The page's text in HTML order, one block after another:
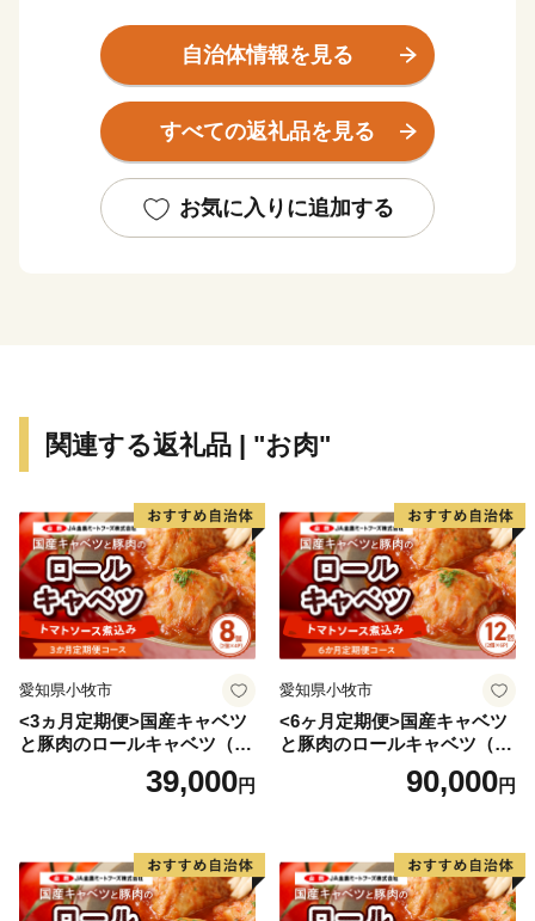
自治体情報を見る
すべての返礼品を見る
お気に入りに追加する
関連する返礼品 | "お肉"
愛知県小牧市
<3ヵ月定期便>国産キャベツ
と豚肉のロールキャベツ（4P
39,000円
愛知県小牧市
<6ヶ月定期便>国産キャベツ
と豚肉のロールキャベツ（6P
90,000円